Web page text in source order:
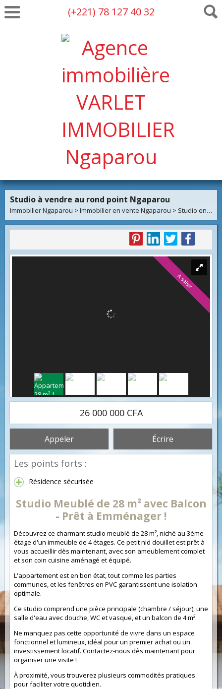
(+221) 78 127 40 32
Studio à vendre au rond point Ngaparou
Immobilier Ngaparou > Immobilier en vente Ngaparou > Studio en vente Ngaparou
A saisir
26 000 000 CFA
Appeler Écrire
Les points forts :
Résidence sécurisée
Studio Meublé de 28 m² avec Balcon
- Prêt à Emménager !
Découvrez ce charmant studio meublé de 28 m², niché au 3ème
étage d'un immeuble de 4 étages. Ce petit nid douillet est prêt à
vous accueillir dès maintenant, avec son ameublement complet
et son coin cuisine aménagé et équipé.
L'appartement est en bon état, tout comme les parties
communes, et les fenêtres en PVC garantissent une isolation
optimale.
Ce studio comprend une pièce principale (chambre / séjour), une
salle d'eau avec douche, WC et vasque, et un balcon de 4 m².
Ne manquez pas cette opportunité de vivre dans un espace
fonctionnel et lumineux, idéal pour un premier achat ou un
investissement locatif. Contactez-nous dès maintenant pour
organiser une visite !
À proximité, vous trouverez plusieurs commodités pratiques
pour faciliter votre quotidien.